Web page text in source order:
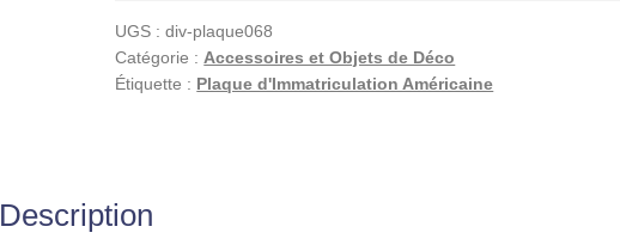
NORTH
DAKOTA
UGS :div-plaque068
Catégorie :Accessoires et Objets de Déco
Étiquette : Plaque d'Immatriculation Américaine
Description